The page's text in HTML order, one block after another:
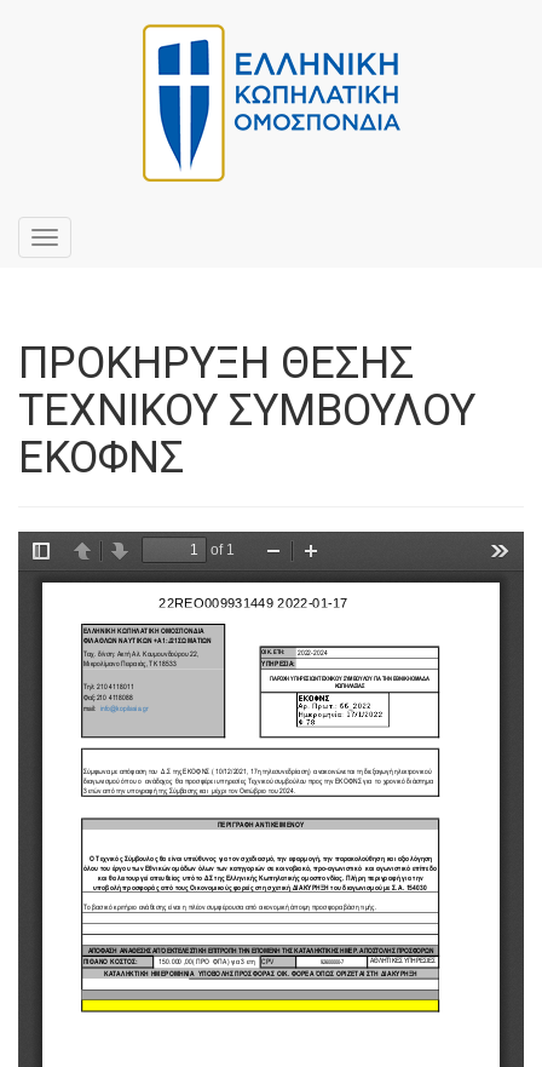
Toggle
navigation
ΠΡΟΚΗΡΥΞΗ ΘΕΣΗΣ
ΤΕΧΝΙΚΟΥ ΣΥΜΒΟΥΛΟΥ
ΕΚΟΦΝΣ